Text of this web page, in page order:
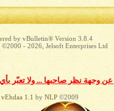
by vBulletin® Version 3.8.4
- 2026, Jelsoft Enterprises Ltd
عن وجهة نظر صاحبها ... ولا
vEhdaa 1.1 byNLP©2009